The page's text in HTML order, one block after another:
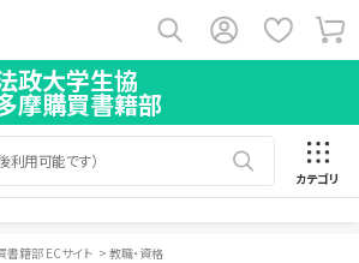
政大学生協
摩購買書籍部
カテゴリ
籍部 ECサイト > 教職・資格